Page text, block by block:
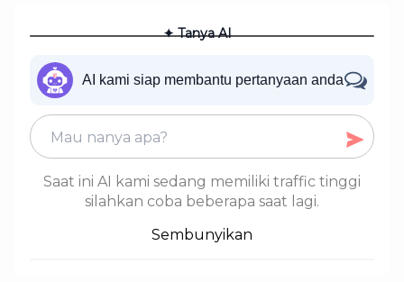
✦ Tanya AI
AI kami siap membantu pertanyaan anda
Saat ini AI kami sedang memiliki traffic tinggi
silahkan coba beberapa saat lagi.
Sembunyikan